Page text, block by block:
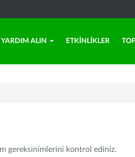
YARDIM ALIN ETKINLIKLER
gereksinimlerini kontrol ediniz.